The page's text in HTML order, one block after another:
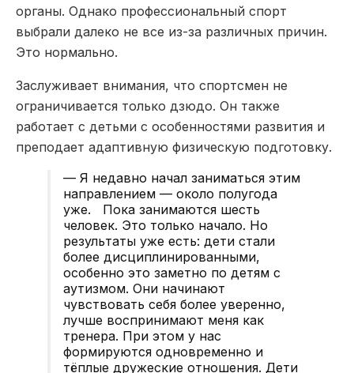
органы. Однако профессиональный спорт
выбрали далеко не все из-за различных причин.
Это нормально.
Заслуживает внимания, что спортсмен не
ограничивается только дзюдо. Он также
работает с детьми с особенностями развития и
преподает адаптивную физическую подготовку.
— Я недавно начал заниматься этим
направлением — около полугода
уже. Пока занимаются шесть
человек. Это только начало. Но
результаты уже есть: дети стали
более дисциплинированными,
особенно это заметно по детям с
аутизмом. Они начинают
чувствовать себя более уверенно,
лучше воспринимают меня как
тренера. При этом у нас
формируются одновременно и
тёплые дружеские отношения. Дети